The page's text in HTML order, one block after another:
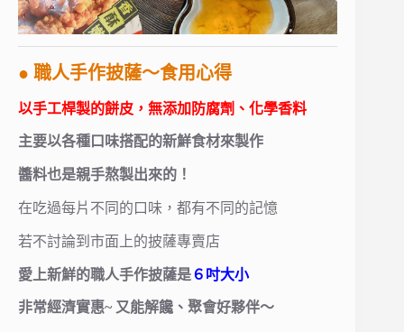
● 職人手作披薩～食用心得
以手工桿製的餅皮，無添加防腐劑、化學香料
主要以各種口味搭配的新鮮食材來製作
醬料也是親手熬製出來的！
在吃過每片不同的口味，都有不同的記憶
若不討論到市面上的披薩專賣店
愛上新鮮的職人手作披薩是６吋大小
非常經濟實惠~ 又能解饞、聚會好夥伴～